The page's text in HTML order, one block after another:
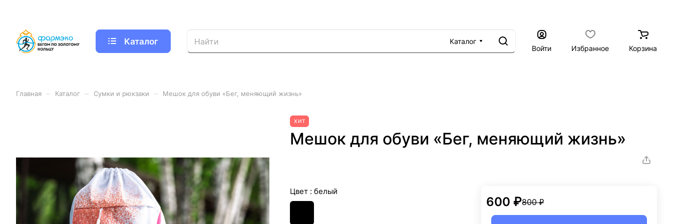
Каталог
Каталог
Войти
Избранное Корзина
Главная Каталог Сумки и рюкзаки Мешок для обуви «Бег, меняющий жизнь»
ХИТ
Мешок для обуви «Бег, меняющий жизнь»
Цвет : белый
600 ₽800 ₽